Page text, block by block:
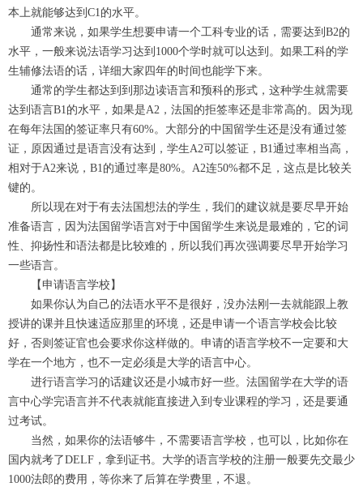
本上就能够达到C1的水平。
通常来说，如果学生想要申请一个工科专业的话，需要达到B2的
水平，一般来说法语学习达到1000个学时就可以达到。如果工科的学
生辅修法语的话，详细大家四年的时间也能学下来。
通常的学生都达到到那边读语言和预科的形式，这种学生就需要
达到语言B1的水平，如果是A2，法国的拒签率还是非常高的。因为现
在每年法国的签证率只有60%。大部分的中国留学生还是没有通过签
证，原因通过是语言没有达到，学生A2可以签证，B1通过率相当高，
相对于A2来说，B1的通过率是80%。A2连50%都不足，这点是比较关
键的。
所以现在对于有去法国想法的学生，我们的建议就是要尽早开始
准备语言，因为法国留学语言对于中国留学生来说是最难的，它的词
性、抑扬性和语法都是比较难的，所以我们再次强调要尽早开始学习
一些语言。
【申请语言学校】
如果你认为自己的法语水平不是很好，没办法刚一去就能跟上教
授讲的课并且快速适应那里的环境，还是申请一个语言学校会比较
好，否则签证官也会要求你这样做的。申请的语言学校不一定要和大
学在一个地方，也不一定必须是大学的语言中心。
进行语言学习的话建议还是小城市好一些。法国留学在大学的语
言中心学完语言并不代表就能直接进入到专业课程的学习，还是要通
过考试。
当然，如果你的法语够牛，不需要语言学校，也可以，比如你在
国内就考了DELF，拿到证书。大学的语言学校的注册一般要先交最少
1000法郎的费用，等你来了后算在学费里，不退。